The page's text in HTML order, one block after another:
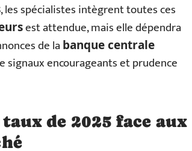
, les spécialistes intègrent toutes ces
est attendue, mais elle dépendra
de labanque centrale
encourageants et prudence
de 2025 face aux